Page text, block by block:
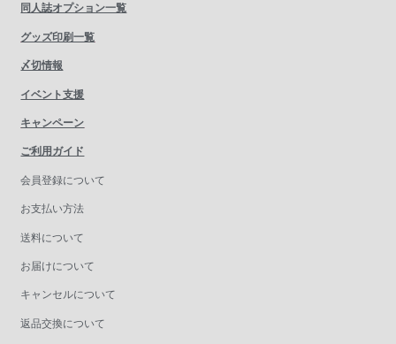
同人誌オプション一覧
グッズ印刷一覧
〆切情報
イベント支援
キャンペーン
ご利用ガイド
会員登録について
お支払い方法
送料について
お届けについて
キャンセルについて
返品交換について